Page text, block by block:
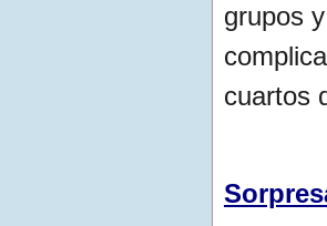
grupos
cuartos